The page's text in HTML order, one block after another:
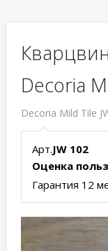
Decoria
Decoria Mild Tile
Арт.JW 102
Оценка
Гарантия 12